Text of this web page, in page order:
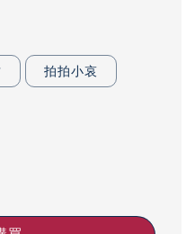
拍拍小哀